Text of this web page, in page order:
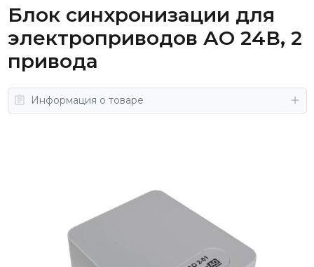
Блок синхронизации для
электроприводов АО 24В, 2
привода
Информация о товаре